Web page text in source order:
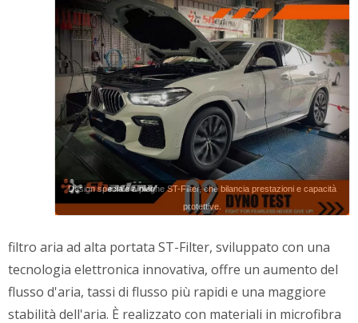
Design speciale a pieghe ST-Filter, che bilancia prestazioni e capacità
protettive.
filtro aria ad alta portata ST-Filter, sviluppato con una
tecnologia elettronica innovativa, offre un aumento del
flusso d'aria, tassi di flusso più rapidi e una maggiore
stabilità dell'aria. È realizzato con materiali in microfibra